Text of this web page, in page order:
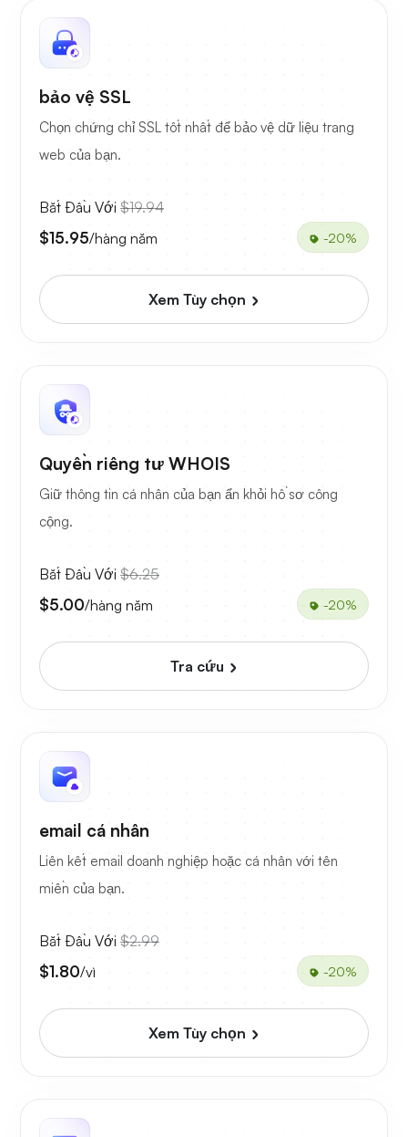
bảo vệ SSL
Chọn chứng chỉ SSL tốt nhất để bảo vệ dữ liệu trang
web của bạn.
Bắt Đầu Với $19.94
$15.95/hàng năm -20%
Xem Tùy chọn
Quyền riêng tư WHOIS
Giữ thông tin cá nhân của bạn ẩn khỏi hồ sơ công
cộng.
Bắt Đầu Với $6.25
$5.00/hàng năm -20%
Tra cứu
email cá nhân
Liên kết email doanh nghiệp hoặc cá nhân với tên
miền của bạn.
Bắt Đầu Với $2.99
$1.80/vì -20%
Xem Tùy chọn